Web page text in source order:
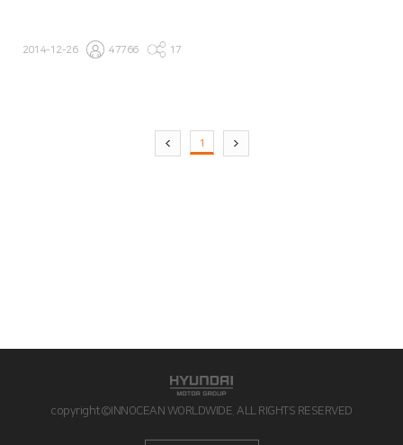
2014-12-26 47766 17
1
copyright©INNOCEAN WORLDWIDE. ALL RIGHTS RESERVED